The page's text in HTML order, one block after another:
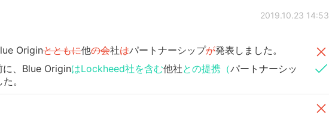
2019.10.23 14:53
Originとともに他の会社はパートナーシップが発表しました。
に、Blue OriginはLockheed社を含む他社との提携（パートナーシッ
。